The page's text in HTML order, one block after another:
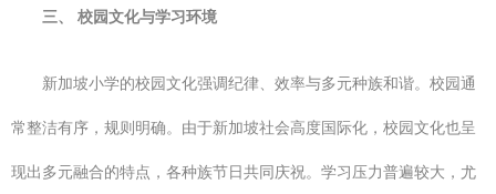
三、 校园文化与学习环境
新加坡小学的校园文化强调纪律、效率与多元种族和谐。校园通
常整洁有序，规则明确。由于新加坡社会高度国际化，校园文化也呈
现出多元融合的特点，各种族节日共同庆祝。学习压力普遍较大，尤